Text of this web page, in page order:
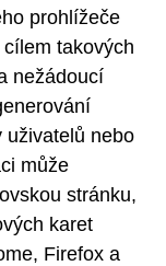
prohlížeče
takových
nežádoucí
uživatelů nebo
může
stránku,
karet
Firefox a